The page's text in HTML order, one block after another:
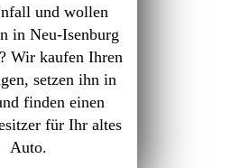
und wollen
in Neu-Isenburg
Wir kaufen Ihren
setzen ihn in
finden einen
für Ihr altes
Auto.